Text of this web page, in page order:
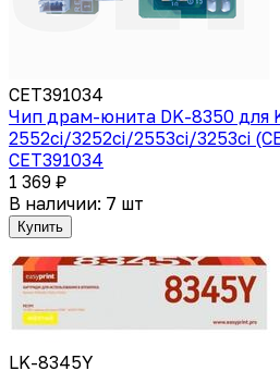
CET391034
Чип драм-юнита DK-8350 для
2552ci/3252ci/2553ci/3253ci
CET391034
1 369 ₽
В наличии: 7 шт
Купить
LK-8345Y